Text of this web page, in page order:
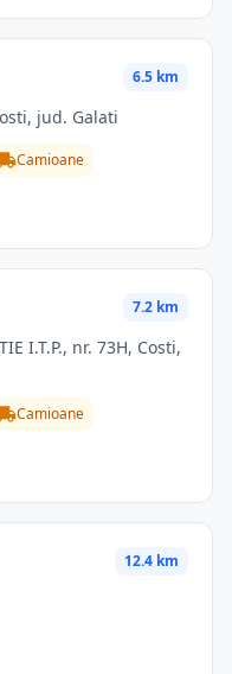
6.5 km
jud. Galati
Camioane
7.2 km
Camioane
12.4 km